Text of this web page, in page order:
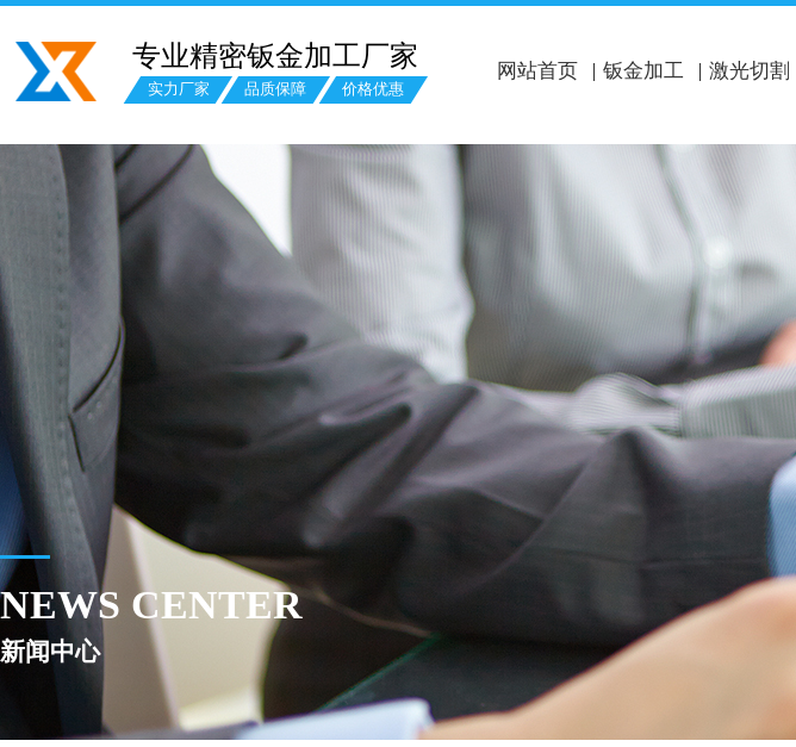
专业精密钣金加工厂家
实力厂家 品质保障 价格优惠
网站首页 钣金加工 激光切割
NEWS CENTER
新闻中心